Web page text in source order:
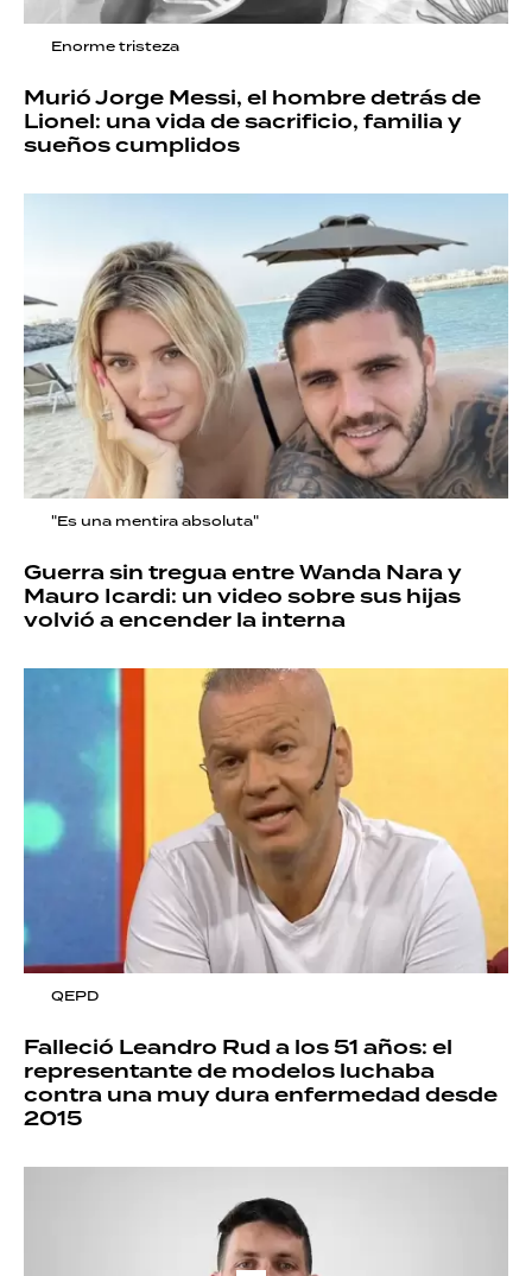
Enorme tristeza
Murió Jorge Messi, el hombre detrás de
Lionel: una vida de sacrificio, familia y
sueños cumplidos
"Es una mentira absoluta"
Guerra sin tregua entre Wanda Nara y
Mauro Icardi: un video sobre sus hijas
volvió a encender la interna
QEPD
Falleció Leandro Rud a los 51 años: el
representante de modelos luchaba
contra una muy dura enfermedad desde
2015